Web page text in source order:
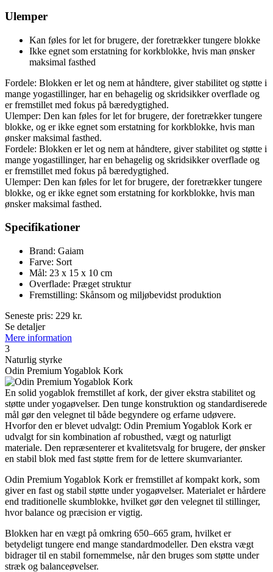
Ulemper
Kan føles for let for brugere, der foretrækker tungere blokke
Ikke egnet som erstatning for korkblokke, hvis man ønsker
maksimal fasthed
Fordele: Blokken er let og nem at håndtere, giver stabilitet og støtte i
mange yogastillinger, har en behagelig og skridsikker overflade og
er fremstillet med fokus på bæredygtighed.
Ulemper: Den kan føles for let for brugere, der foretrækker tungere
blokke, og er ikke egnet som erstatning for korkblokke, hvis man
ønsker maksimal fasthed.
Fordele: Blokken er let og nem at håndtere, giver stabilitet og støtte i
mange yogastillinger, har en behagelig og skridsikker overflade og
er fremstillet med fokus på bæredygtighed.
Ulemper: Den kan føles for let for brugere, der foretrækker tungere
blokke, og er ikke egnet som erstatning for korkblokke, hvis man
ønsker maksimal fasthed.
Specifikationer
Brand: Gaiam
Farve: Sort
Mål: 23 x 15 x 10 cm
Overflade: Præget struktur
Fremstilling: Skånsom og miljøbevidst produktion
Seneste pris: 229 kr.
Se detaljer
Mere information
3
Naturlig styrke
Odin Premium Yogablok Kork
En solid yogablok fremstillet af kork, der giver ekstra stabilitet og
støtte under yogaøvelser. Den tunge konstruktion og standardiserede
mål gør den velegnet til både begyndere og erfarne udøvere.
Hvorfor den er blevet udvalgt: Odin Premium Yogablok Kork er
udvalgt for sin kombination af robusthed, vægt og naturligt
materiale. Den repræsenterer et kvalitetsvalg for brugere, der ønsker
en stabil blok med fast støtte frem for de lettere skumvarianter.
Odin Premium Yogablok Kork er fremstillet af kompakt kork, som
giver en fast og stabil støtte under yogaøvelser. Materialet er hårdere
end traditionelle skumblokke, hvilket gør den velegnet til stillinger,
hvor balance og præcision er vigtig.
Blokken har en vægt på omkring 650–665 gram, hvilket er
betydeligt tungere end mange standardmodeller. Den ekstra vægt
bidrager til en stabil fornemmelse, når den bruges som støtte under
stræk og balanceøvelser.